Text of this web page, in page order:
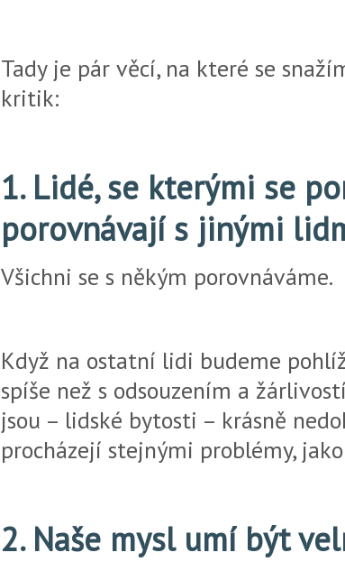
Tady je pár věcí, na které se
kritik:
1. Lidé, se kterými se
porovnávají s jinými
Všichni se s někým porovnáváme.
Když na ostatní lidi budeme
spíše než s odsouzením a
jsou – lidské bytosti – krásně
procházejí stejnými problémy,
2. Naše mysl umí být